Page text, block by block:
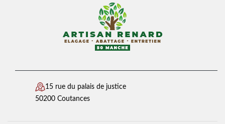
15 rue du palais de justice
50200 Coutances